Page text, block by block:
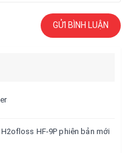
GỬI BÌNH LUẬN
HF-9P phiên bản mới